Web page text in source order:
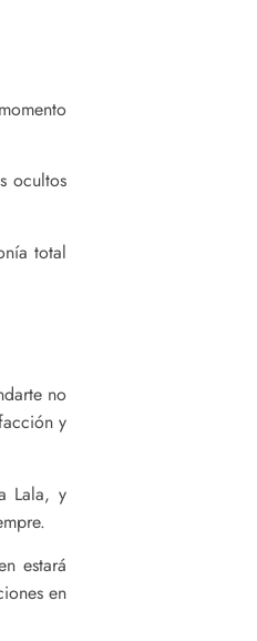
ocultos
total
no
y
Lala, y
estará
en